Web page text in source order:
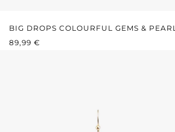
BIG DROPS COLOURFUL GEMS & PEARL
REGULÄRER PREIS:
89,99 €